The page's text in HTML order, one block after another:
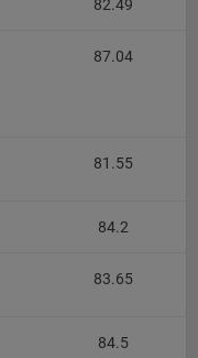
для отражения
Эти файлы
те же
того или иного
данных.
cookie первой
которые посещает
cookie (задаются
наших сайтов).
82.49
87.04
81.55
84.2
83.65
84.5